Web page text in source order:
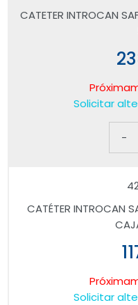
CATETER INTROCAN
Solicitar
-
CATÉTER INTROCAN
Solicitar